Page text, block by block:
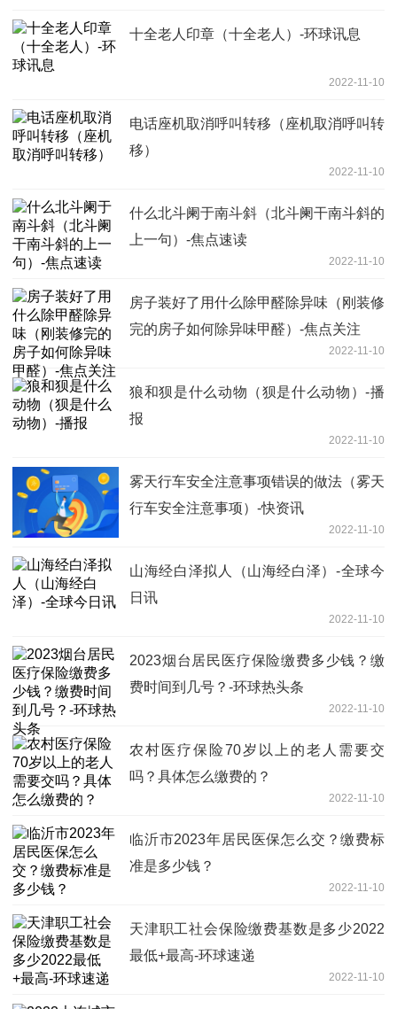
十全老人印章（十全老人）-环球讯息
2022-11-10
电话座机取消呼叫转移（座机取消呼叫转
移）
2022-11-10
什么北斗阑于南斗斜（北斗阑干南斗斜的
上一句）-焦点速读
2022-11-10
房子装好了用什么除甲醛除异味（刚装修
完的房子如何除异味甲醛）-焦点关注
2022-11-10
狼和狈是什么动物（狈是什么动物）-播
报
2022-11-10
雾天行车安全注意事项错误的做法（雾天
行车安全注意事项）-快资讯
2022-11-10
山海经白泽拟人（山海经白泽）-全球今
日讯
2022-11-10
2023烟台居民医疗保险缴费多少钱？缴
费时间到几号？-环球热头条
2022-11-10
农村医疗保险70岁以上的老人需要交
吗？具体怎么缴费的？
2022-11-10
临沂市2023年居民医保怎么交？缴费标
准是多少钱？
2022-11-10
天津职工社会保险缴费基数是多少2022
最低+最高-环球速递
2022-11-10